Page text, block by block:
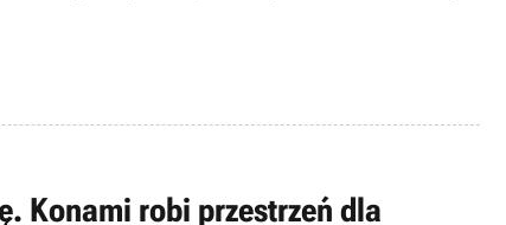
Konami robi przestrzeń dla